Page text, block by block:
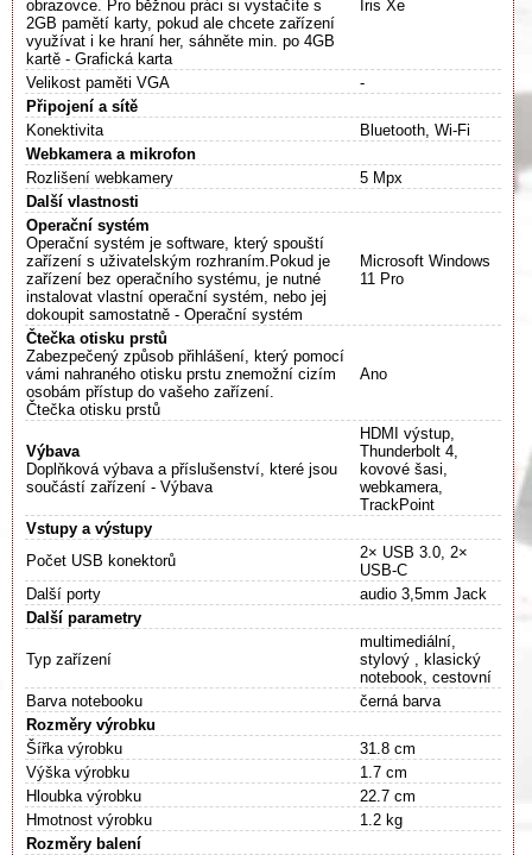
obrazovce. Pro běžnou práci si vystačíte s
2GB pamětí karty, pokud ale chcete zařízení
využívat i ke hraní her, sáhněte min. po 4GB
kartě - Grafická karta
Iris Xe
Velikost paměti VGA
-
Připojení a sítě
Konektivita
Bluetooth, Wi-Fi
Webkamera a mikrofon
Rozlišení webkamery
5 Mpx
Další vlastnosti
Operační systém
Operační systém je software, který spouští
zařízení s uživatelským rozhraním.Pokud je
zařízení bez operačního systému, je nutné
instalovat vlastní operační systém, nebo jej
dokoupit samostatně - Operační systém
Microsoft Windows
11 Pro
Čtečka otisku prstů
Zabezpečený způsob přihlášení, který pomocí
vámi nahraného otisku prstu znemožní cizím
osobám přístup do vašeho zařízení.
Čtečka otisku prstů
Ano
Výbava
Doplňková výbava a příslušenství, které jsou
součástí zařízení - Výbava
HDMI výstup,
Thunderbolt 4,
kovové šasi,
webkamera,
TrackPoint
Vstupy a výstupy
Počet USB konektorů
2× USB 3.0, 2×
USB-C
Další porty
audio 3,5mm Jack
Další parametry
Typ zařízení
multimediální,
stylový , klasický
notebook, cestovní
Barva notebooku
černá barva
Rozměry výrobku
Šířka výrobku
31.8 cm
Výška výrobku
1.7 cm
Hloubka výrobku
22.7 cm
Hmotnost výrobku
1.2 kg
Rozměry balení